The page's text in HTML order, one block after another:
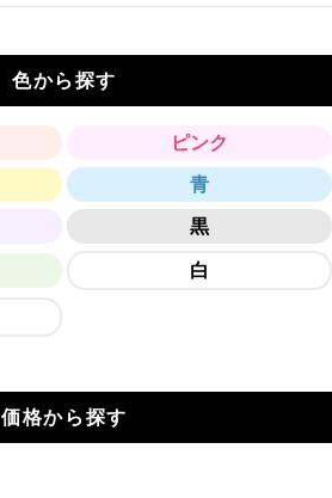
色から探す
ピンク
青
黒
白
価格から探す